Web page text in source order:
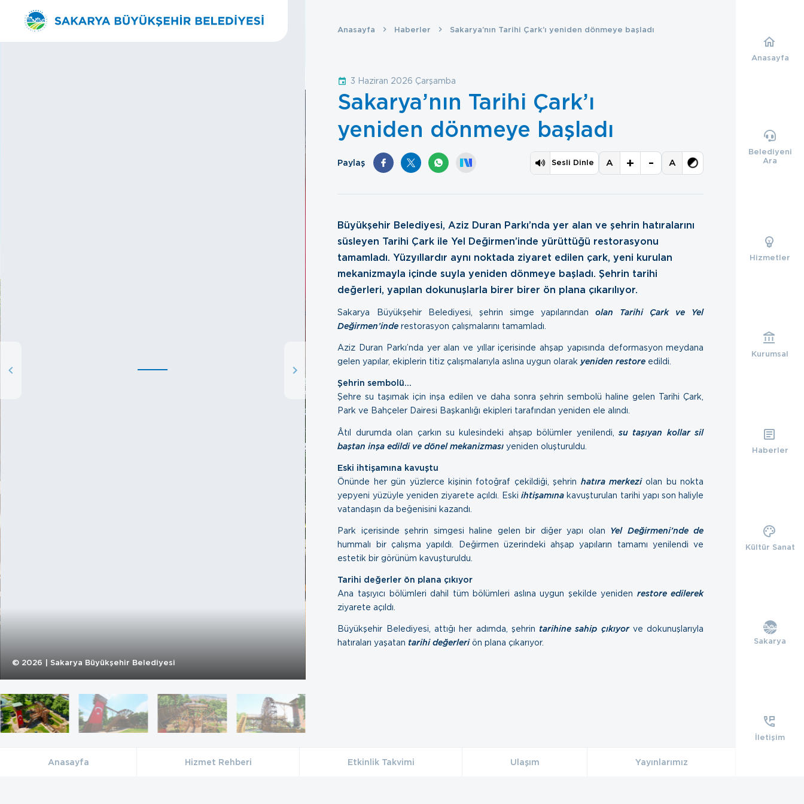
© 2026 | Sakarya Büyükşehir Belediyesi
Anasayfa Haberler Sakarya’nın Tarihi Çark’ı yeniden dönmeye başladı
3 Haziran 2026 Çarşamba
Sakarya’nın Tarihi Çark’ı
yeniden dönmeye başladı
Paylaş Sesli Dinle A + - A
Büyükşehir Belediyesi, Aziz Duran Parkı’nda yer alan ve şehrin hatıralarını
süsleyen Tarihi Çark ile Yel Değirmen’inde yürüttüğü restorasyonu
tamamladı. Yüzyıllardır aynı noktada ziyaret edilen çark, yeni kurulan
mekanizmayla içinde suyla yeniden dönmeye başladı. Şehrin tarihi
değerleri, yapılan dokunuşlarla birer birer ön plana çıkarılıyor.
Sakarya Büyükşehir Belediyesi, şehrin simge yapılarından olan Tarihi Çark ve Yel
Değirmen’inde restorasyon çalışmalarını tamamladı.
Aziz Duran Parkı’nda yer alan ve yıllar içerisinde ahşap yapısında deformasyon meydana
gelen yapılar, ekiplerin titiz çalışmalarıyla aslına uygun olarak yeniden restore edildi.
Şehrin sembolü…
Şehre su taşımak için inşa edilen ve daha sonra şehrin sembolü haline gelen Tarihi Çark,
Park ve Bahçeler Dairesi Başkanlığı ekipleri tarafından yeniden ele alındı.
Âtıl durumda olan çarkın su kulesindeki ahşap bölümler yenilendi,su taşıyan kollar sil
baştan inşa edildi ve dönel mekanizması yeniden oluşturuldu.
Eski ihtişamına kavuştu
Önünde her gün yüzlerce kişinin fotoğraf çekildiği, şehrin hatıra merkeziolan bu nokta
yepyeni yüzüyle yeniden ziyarete açıldı. Eski ihtişamına kavuşturulan tarihi yapı son haliyle
vatandaşın da beğenisini kazandı.
Park içerisinde şehrin simgesi haline gelen bir diğer yapı olan Yel Değirmeni’nde de
hummalı bir çalışma yapıldı. Değirmen üzerindeki ahşap yapıların tamamı yenilendi ve
estetik bir görünüm kavuşturuldu.
Tarihi değerler ön plana çıkıyor
Ana taşıyıcı bölümleri dahil tüm bölümleri aslına uygun şekilde yeniden restore edilerek
ziyarete açıldı.
Büyükşehir Belediyesi, attığı her adımda, şehrin tarihine sahip çıkıyorve dokunuşlarıyla
hatıraları yaşatan tarihi değerleriön plana çıkarıyor.
Anasayfa
Belediyeni
Ara
Hizmetler
Kurumsal
Haberler
Kültür Sanat
Sakarya
İletişim
Anasayfa Hizmet Rehberi Etkinlik Takvimi Ulaşım Yayınlarımız